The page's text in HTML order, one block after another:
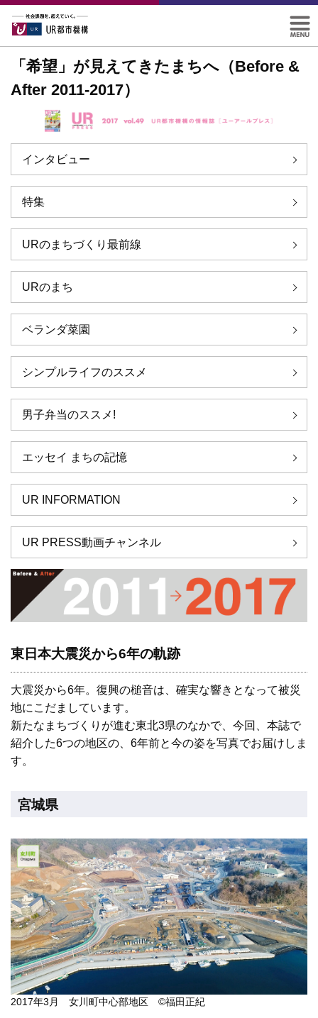
「希望」が見えてきたまちへ（Before &
After 2011-2017）
インタビュー
特集
URのまちづくり最前線
URのまち
ベランダ菜園
シンプルライフのススメ
男子弁当のススメ!
エッセイ まちの記憶
UR INFORMATION
UR PRESS動画チャンネル
東日本大震災から6年の軌跡
大震災から6年。復興の槌音は、確実な響きとなって被災
地にこだましています。
新たなまちづくりが進む東北3県のなかで、今回、本誌で
紹介した6つの地区の、6年前と今の姿を写真でお届けしま
す。
宮城県
2017年3月 女川町中心部地区 ©福田正紀